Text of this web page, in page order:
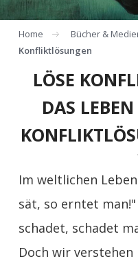
Home Bücher &
Konfliktlösungen
LÖSE
DAS
Im weltlichen
sät, so erntet
schadet, schadet
Doch wir